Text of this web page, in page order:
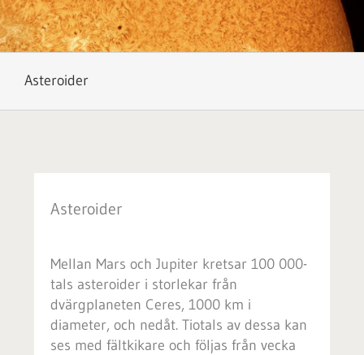
Asteroider
Asteroider
Mellan Mars och Jupiter kretsar 100 000-
tals asteroider i storlekar från
dvärgplaneten Ceres, 1000 km i
diameter, och nedåt. Tiotals av dessa kan
ses med fältkikare och följas från vecka